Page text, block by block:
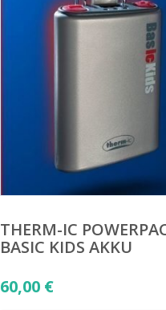
THERM-IC
BASIC KIDS AKKU
60,00 €